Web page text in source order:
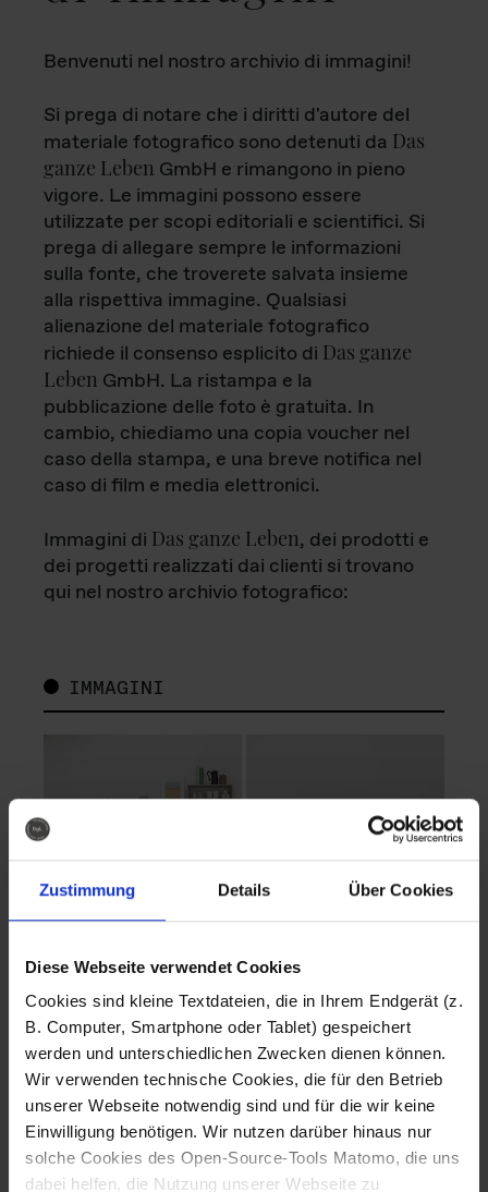
Zustimmung Details Über Cookies
Diese Webseite verwendet Cookies
Cookies sind kleine Textdateien, die in Ihrem Endgerät (z.
B. Computer, Smartphone oder Tablet) gespeichert
werden und unterschiedlichen Zwecken dienen können.
Wir verwenden technische Cookies, die für den Betrieb
unserer Webseite notwendig sind und für die wir keine
Einwilligung benötigen. Wir nutzen darüber hinaus nur
solche Cookies des Open-Source-Tools Matomo, die uns
dabei helfen, die Nutzung unserer Webseite zu
Benvenuti nel nostro archivio di immagini!
Si prega di notare che i diritti d'autore del
materiale fotografico sono detenuti da Das
ganze Leben GmbH e rimangono in pieno
vigore. Le immagini possono essere
utilizzate per scopi editoriali e scientifici. Si
prega di allegare sempre le informazioni
sulla fonte, che troverete salvata insieme
alla rispettiva immagine. Qualsiasi
alienazione del materiale fotografico
richiede il consenso esplicito di Das ganze
Leben GmbH. La ristampa e la
pubblicazione delle foto è gratuita. In
cambio, chiediamo una copia voucher nel
caso della stampa, e una breve notifica nel
caso di film e media elettronici.
Immagini di Das ganze Leben, dei prodotti e
dei progetti realizzati dai clienti si trovano
qui nel nostro archivio fotografico:
IMMAGINI
Fotografo: Lorenz
Sternbach
Download
Fotografo: Lorenz
Sternbach
Download